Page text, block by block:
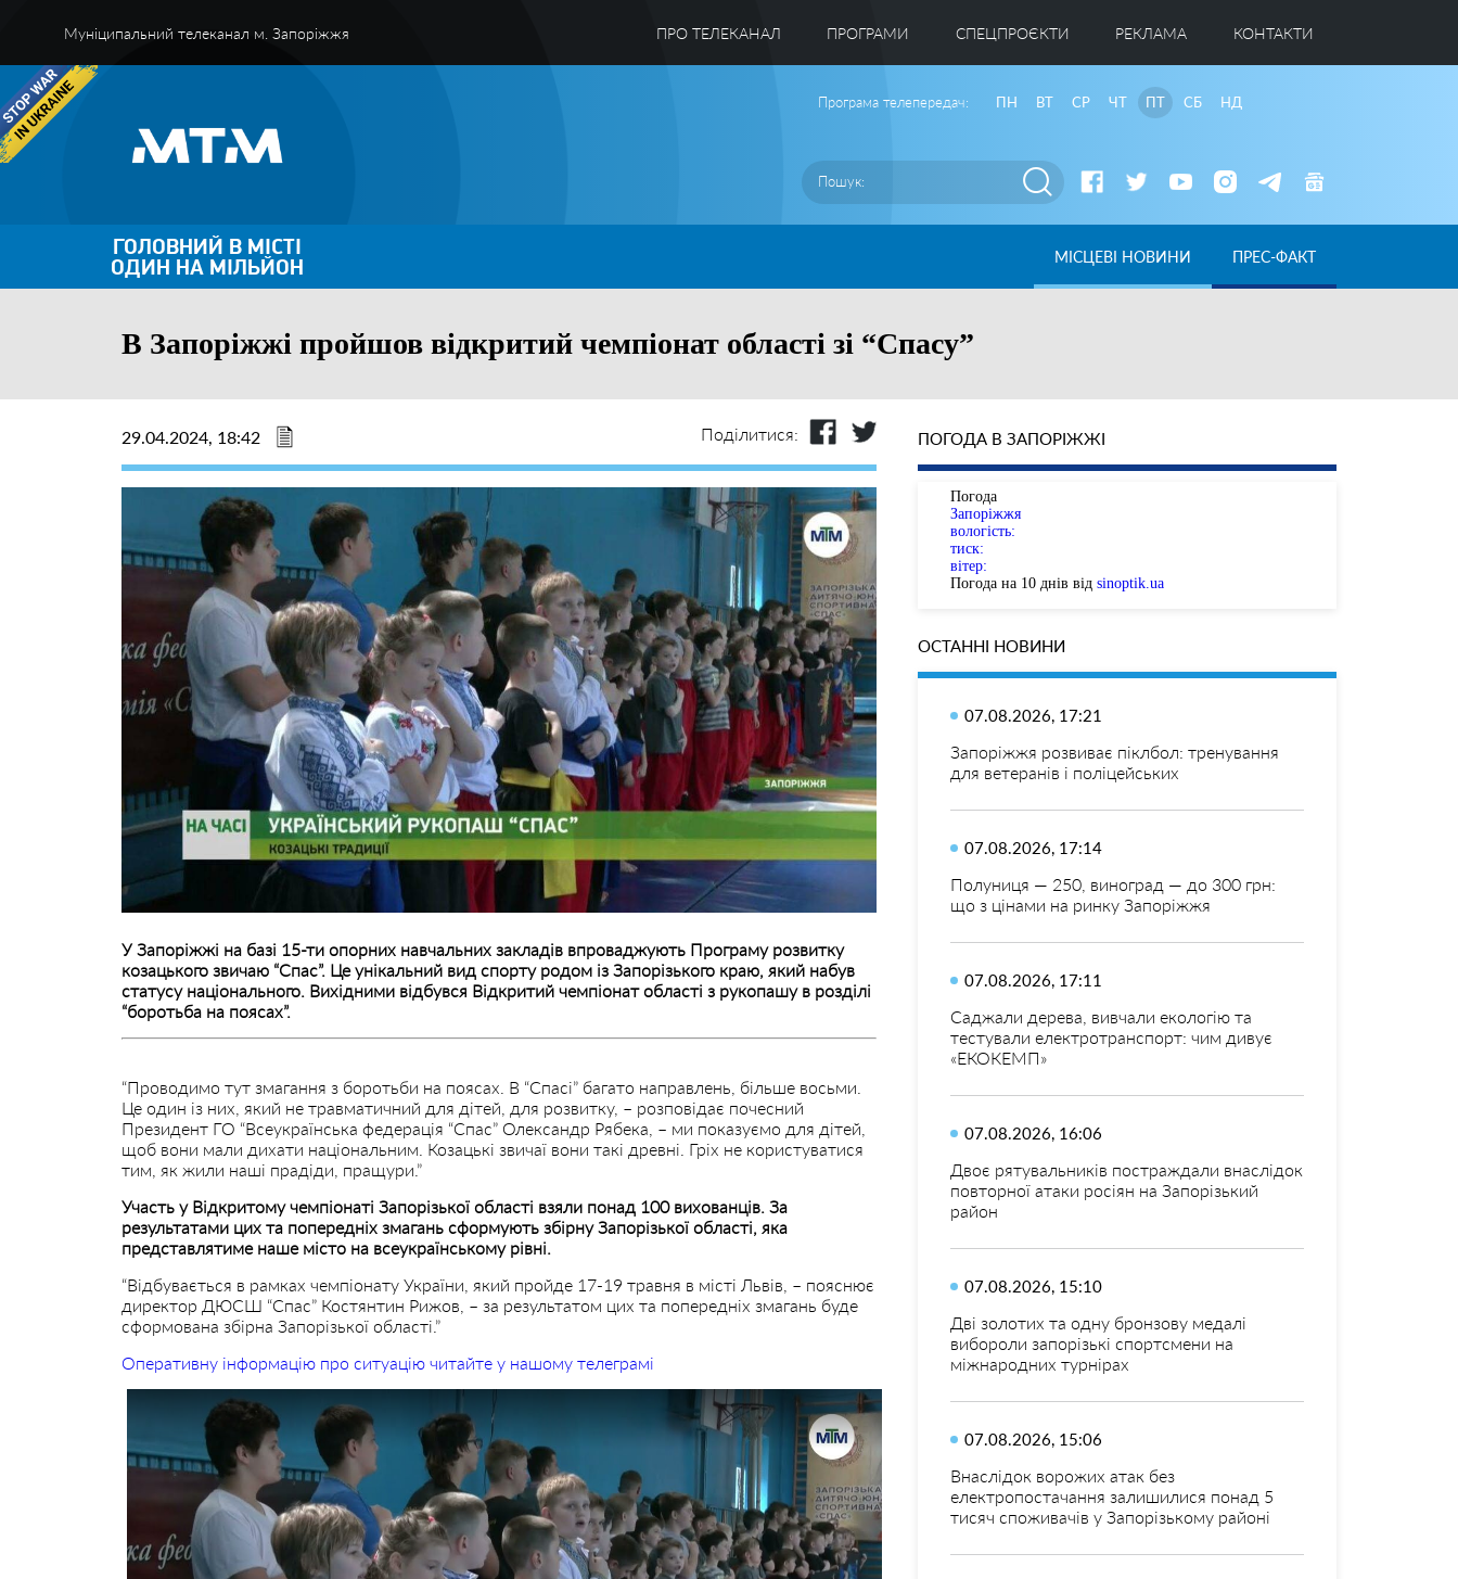
Муніципальний телеканал м. Запоріжжя ПРО ТЕЛЕКАНАЛ ПРОГРАМИ CПЕЦПРОЄКТИ РЕКЛАМА КОНТАКТИ
Програма телепередач: ПН ВТ СР ЧТ ПТ СБ НД
ГОЛОВНИЙ В МІСТІ
ОДИН НА МІЛЬЙОН МІСЦЕВІ НОВИНИ ПРЕС-ФАКТ
В Запоріжжі пройшов відкритий чемпіонат області зі “Спасу”
29.04.2024, 18:42 Поділитися:
У Запоріжжі на базі 15-ти опорних навчальних закладів впроваджують Програму розвитку
козацького звичаю “Спас”. Це унікальний вид спорту родом із Запорізького краю, який набув
статусу національного. Вихідними відбувся Відкритий чемпіонат області з рукопашу в розділі
“боротьба на поясах”.
“Проводимо тут змагання з боротьби на поясах. В “Спасі” багато направлень, більше восьми.
Це один із них, який не травматичний для дітей, для розвитку, – розповідає почесний
Президент ГО “Всеукраїнська федерація “Спас” Олександр Рябека, – ми показуємо для дітей,
щоб вони мали дихати національним. Козацькі звичаї вони такі древні. Гріх не користуватися
тим, як жили наші прадіди, пращури.”
Участь у Відкритому чемпіонаті Запорізької області взяли понад 100 вихованців. За
результатами цих та попередніх змагань сформують збірну Запорізької області, яка
представлятиме наше місто на всеукраїнському рівні.
“Відбувається в рамках чемпіонату України, який пройде 17-19 травня в місті Львів, – пояснює
директор ДЮСШ “Спас” Костянтин Рижов, – за результатом цих та попередніх змагань буде
сформована збірна Запорізької області.”
Оперативну інформацію про ситуацію читайте у нашому телеграмі
ПОГОДА В ЗАПОРІЖЖІ
Погода
Запоріжжя
вологість:
тиск:
вітер:
Погода на 10 днів від sinoptik.ua
ОСТАННІ НОВИНИ
07.08.2026, 17:21
Запоріжжя розвиває піклбол: тренування
для ветеранів і поліцейських
07.08.2026, 17:14
Полуниця — 250, виноград — до 300 грн:
що з цінами на ринку Запоріжжя
07.08.2026, 17:11
Саджали дерева, вивчали екологію та
тестували електротранспорт: чим дивує
«ЕКОКЕМП»
07.08.2026, 16:06
Двоє рятувальників постраждали внаслідок
повторної атаки росіян на Запорізький
район
07.08.2026, 15:10
Дві золотих та одну бронзову медалі
вибороли запорізькі спортсмени на
міжнародних турнірах
07.08.2026, 15:06
Внаслідок ворожих атак без
електропостачання залишилися понад 5
тисяч споживачів у Запорізькому районі